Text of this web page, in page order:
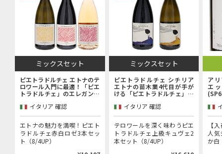
ミックスセット
ピエトラドルチェ エトナのテ
ロワール入門に最適！「ピエ
トラドルチェ」のエレガンス
ェ赤白ロゼ3本セット
イタリア 確認
エトナの魅力を満喫！ピエト
ラドルチェ赤白ロゼ3本セッ
ト（8/4UP）
ミックスセット
ピエトラドルチェ シチリア
エトナの苗木業4代目が手が
ける「ピエトラドルチェ」上
イタリア 確認
テロワールを深く味わうピエ
トラドルチェ上級キュヴェ2
本セット（8/4UP）
ア
エ
【
人気
か白